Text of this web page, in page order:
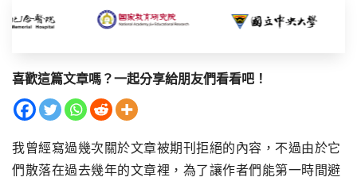
喜歡這篇文章嗎？一起分享給朋友們看看吧！
我曾經寫過幾次關於文章被期刊拒絕的內容，不過由於它
們散落在過去幾年的文章裡，為了讓作者們能第一時間避